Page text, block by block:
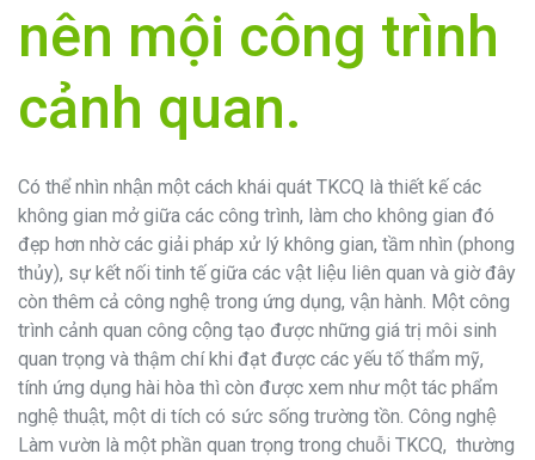
nên mội công trình
cảnh quan.
Có thể nhìn nhận một cách khái quát TKCQ là thiết kế các
không gian mở giữa các công trình, làm cho không gian đó
đẹp hơn nhờ các giải pháp xử lý không gian, tầm nhìn (phong
thủy), sự kết nối tinh tế giữa các vật liệu liên quan và giờ đây
còn thêm cả công nghệ trong ứng dụng, vận hành. Một công
trình cảnh quan công cộng tạo được những giá trị môi sinh
quan trọng và thậm chí khi đạt được các yếu tố thẩm mỹ,
tính ứng dụng hài hòa thì còn được xem như một tác phẩm
nghệ thuật, một di tích có sức sống trường tồn. Công nghệ
Làm vườn là một phần quan trọng trong chuỗi TKCQ, thường